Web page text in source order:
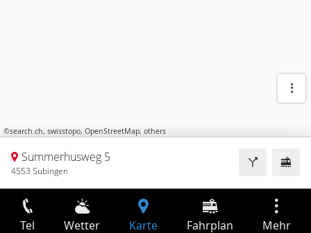
©search.ch, swisstopo, OpenStreetMap, others
Summerhusweg 5
4553 Subingen
Tel Wetter Karte Fahrplan Mehr